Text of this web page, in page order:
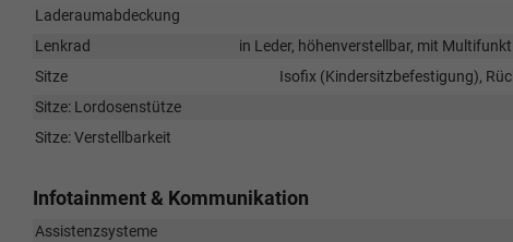
Laderaumabdeckung
Lenkrad
in Leder, höhenverstellbar, mit
Sitze
Isofix (Kindersitzbefestigung),
Sitze: Lordosenstütze
Sitze: Verstellbarkeit
Infotainment & Kommunikation
Assistenzsysteme